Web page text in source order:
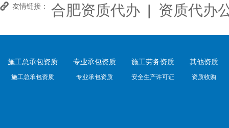
友情链接： 合肥资质代办 | 资质代办
施工总承包资质
施工总承包资质
专业承包资质
专业承包资质
施工劳务资质
安全生产许可证
其他资质
资质收购